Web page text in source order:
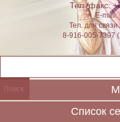
Тел./факс:
E-mail:
Тел. для
8-916-005-7397
Cписок